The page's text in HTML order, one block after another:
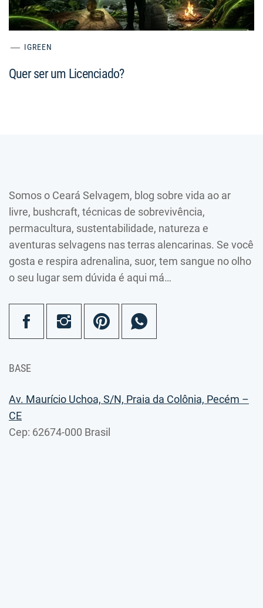
IGREEN
Quer ser um Licenciado?
Somos o Ceará Selvagem, blog sobre vida ao ar
livre, bushcraft, técnicas de sobrevivência,
permacultura, sustentabilidade, natureza e
aventuras selvagens nas terras alencarinas. Se você
gosta e respira adrenalina, suor, tem sangue no olho
o seu lugar sem dúvida é aqui má…
BASE
Av. Maurício Uchoa, S/N, Praia da Colônia, Pecém –
CE
Cep: 62674-000 Brasil